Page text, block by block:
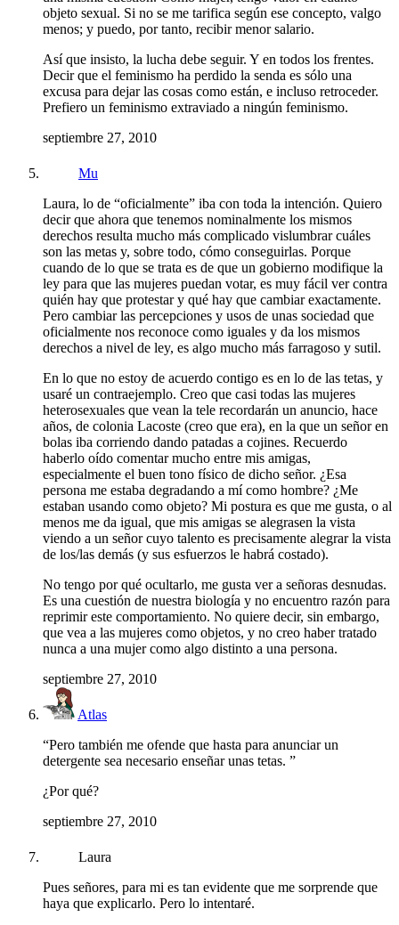
objeto sexual. Si no se me tarifica según ese concepto, valgo
menos; y puedo, por tanto, recibir menor salario.
Así que insisto, la lucha debe seguir. Y en todos los frentes.
Decir que el feminismo ha perdido la senda es sólo una
excusa para dejar las cosas como están, e incluso retroceder.
Prefiero un feminismo extraviado a ningún feminismo.
septiembre 27, 2010
Mu
Laura, lo de “oficialmente” iba con toda la intención. Quiero
decir que ahora que tenemos nominalmente los mismos
derechos resulta mucho más complicado vislumbrar cuáles
son las metas y, sobre todo, cómo conseguirlas. Porque
cuando de lo que se trata es de que un gobierno modifique la
ley para que las mujeres puedan votar, es muy fácil ver contra
quién hay que protestar y qué hay que cambiar exactamente.
Pero cambiar las percepciones y usos de unas sociedad que
oficialmente nos reconoce como iguales y da los mismos
derechos a nivel de ley, es algo mucho más farragoso y sutil.
En lo que no estoy de acuerdo contigo es en lo de las tetas, y
usaré un contraejemplo. Creo que casi todas las mujeres
heterosexuales que vean la tele recordarán un anuncio, hace
años, de colonia Lacoste (creo que era), en la que un señor en
bolas iba corriendo dando patadas a cojines. Recuerdo
haberlo oído comentar mucho entre mis amigas,
especialmente el buen tono físico de dicho señor. ¿Esa
persona me estaba degradando a mí como hombre? ¿Me
estaban usando como objeto? Mi postura es que me gusta, o al
menos me da igual, que mis amigas se alegrasen la vista
viendo a un señor cuyo talento es precisamente alegrar la vista
de los/las demás (y sus esfuerzos le habrá costado).
No tengo por qué ocultarlo, me gusta ver a señoras desnudas.
Es una cuestión de nuestra biología y no encuentro razón para
reprimir este comportamiento. No quiere decir, sin embargo,
que vea a las mujeres como objetos, y no creo haber tratado
nunca a una mujer como algo distinto a una persona.
septiembre 27, 2010
Atlas
“Pero también me ofende que hasta para anunciar un
detergente sea necesario enseñar unas tetas. ”
¿Por qué?
septiembre 27, 2010
Laura
Pues señores, para mi es tan evidente que me sorprende que
haya que explicarlo. Pero lo intentaré.